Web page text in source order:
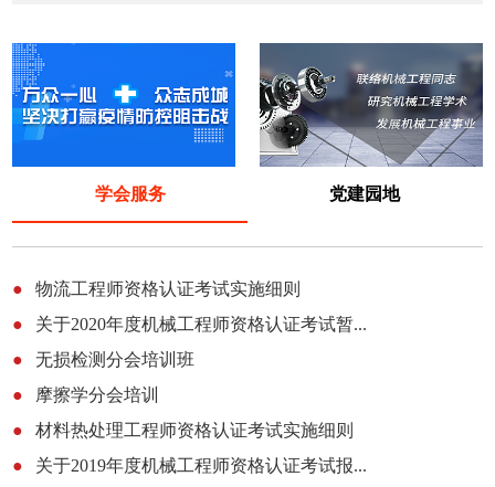
学会服务 党建园地
●
物流工程师资格认证考试实施细则
●
关于2020年度机械工程师资格认证考试暂...
●
无损检测分会培训班
●
摩擦学分会培训
●
材料热处理工程师资格认证考试实施细则
●
关于2019年度机械工程师资格认证考试报...